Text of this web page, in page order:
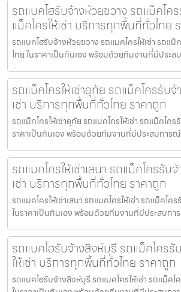
รถแบคโฮรับจ้างห้วยขวาง รถแม็คโค
แม็คโครให้เช่า บริการทุกพื้นที่ทั่วไทย
รถแบคโฮรับจ้างห้วยขวาง รถแมคโครให้เช่า รถแ
ไทย ในราคาเป็นกันเอง พร้อมด้วยทีมงานที่มีประ
รถแม็คโครให้เช่าอุทัย รถแม็คโครรับจ้
เช่า บริการทุกพื้นที่ทั่วไทย ราคาถูก
รถแม็คโครให้เช่าอุทัย รถแมคโครให้เช่า รถแม็คโค
ราคาเป็นกันเอง พร้อมด้วยทีมงานที่มีประสบการณ์
รถแมคโครให้เช่าเสนา รถแม็คโครรับ
เช่า บริการทุกพื้นที่ทั่วไทย ราคาถูก
รถแมคโครให้เช่าเสนา รถแมคโครให้เช่า รถแม็คโค
ในราคาเป็นกันเอง พร้อมด้วยทีมงานที่มีประสบกา
รถแบคโฮรับจ้างสิงห์บุรี รถแม็คโครรั
ให้เช่า บริการทุกพื้นที่ทั่วไทย ราคาถูก
รถแบคโฮรับจ้างสิงห์บุรี รถแมคโครให้เช่า รถแม็คโ